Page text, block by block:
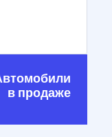
в продаже